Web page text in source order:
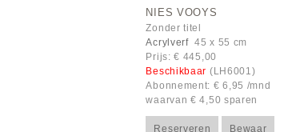
NIES VOOYS
Zonder titel
Acrylverf45 x 55 cm
Prijs: € 445,00
Beschikbaar (LH6001)
Abonnement: € 6,95 /mnd
waarvan € 4,50 sparen
Reserveren Bewaar